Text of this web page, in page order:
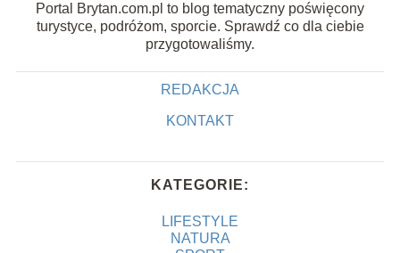
Portal Brytan.com.pl to blog tematyczny poświęcony
turystyce, podróżom, sporcie. Sprawdź co dla ciebie
przygotowaliśmy.
REDAKCJA
KONTAKT
KATEGORIE:
LIFESTYLE
NATURA